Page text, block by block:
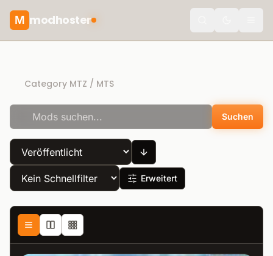
M modhoster
Category MTZ / MTS
Suchen
Erweitert